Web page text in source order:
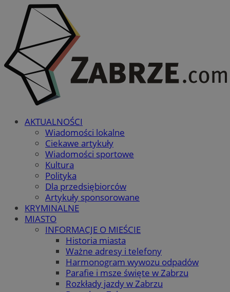
AKTUALNOŚCI
Wiadomości lokalne
Ciekawe artykuły
Wiadomości sportowe
Kultura
Polityka
Dla przedsiębiorców
Artykuły sponsorowane
KRYMINALNE
MIASTO
INFORMACJE O MIEŚCIE
Historia miasta
Ważne adresy i telefony
Harmonogram wywozu odpadów
Parafie i msze święte w Zabrzu
Rozkłady jazdy w Zabrzu